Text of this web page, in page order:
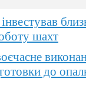
шахт
до